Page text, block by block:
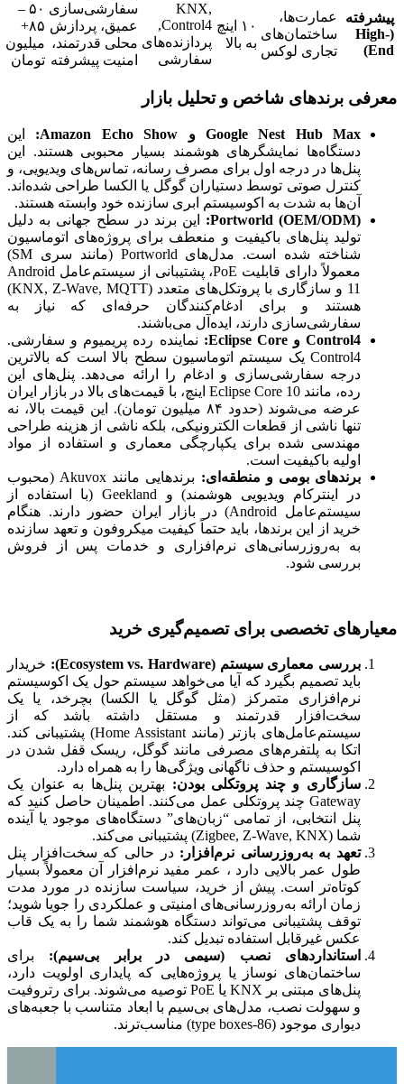
پیشرفته
(High-
End)
عمارت‌ها،
ساختمان‌های
تجاری لوکس
۱۰ اینچ
به بالا
KNX,
Control4,
پردازنده‌های
سفارشی
سفارشی‌سازی
عمیق، پردازش
محلی قدرتمند،
امنیت پیشرفته
۵۰ –
۸۵+
میلیون
تومان
معرفی برندهای شاخص و تحلیل بازار
Google Nest Hub Max و Amazon Echo Show:
این
دستگاه‌ها نمایشگرهای هوشمند بسیار محبوبی هستند. این
پنل‌ها در درجه اول برای مصرف رسانه، تماس‌های ویدیویی، و
کنترل صوتی توسط دستیاران گوگل یا الکسا طراحی شده‌اند.
آن‌ها به شدت به اکوسیستم ابری سازنده خود وابسته هستند.
Portworld (OEM/ODM):
این برند در سطح جهانی به دلیل
تولید پنل‌های باکیفیت و منعطف برای پروژه‌های اتوماسیون
شناخته شده است. مدل‌های Portworld (مانند سری SM)
معمولاً دارای قابلیت PoE، پشتیبانی از سیستم‌عامل Android
11 و سازگاری با پروتکل‌های متعدد (KNX, Z-Wave, MQTT)
هستند و برای ادغام‌کنندگان حرفه‌ای که نیاز به
سفارشی‌سازی دارند، ایده‌آل می‌باشند.
Control4 و Eclipse Core:
نماینده رده پریمیوم و سفارشی.
Control4 یک سیستم اتوماسیون سطح بالا است که بالاترین
درجه سفارشی‌سازی و ادغام را ارائه می‌دهد. پنل‌های این
رده، مانند Eclipse Core 10 اینچ، با قیمت‌های بالا در بازار ایران
عرضه می‌شوند (حدود ۸۴ میلیون تومان). این قیمت بالا، نه
تنها ناشی از قطعات الکترونیکی، بلکه ناشی از هزینه طراحی
مهندسی شده برای یکپارچگی معماری و استفاده از مواد
اولیه باکیفیت است.
برندهای بومی و منطقه‌ای:
برندهایی مانند Akuvox (محبوب
در اینترکام ویدیویی هوشمند) و Geekland (با استفاده از
سیستم‌عامل Android) در بازار ایران حضور دارند. هنگام
خرید از این برندها، باید حتماً کیفیت میکروفون و تعهد سازنده
به به‌روزرسانی‌های نرم‌افزاری و خدمات پس از فروش
بررسی شود.
معیارهای تخصصی برای تصمیم‌گیری خرید
بررسی معماری سیستم (Ecosystem vs. Hardware):
خریدار
باید تصمیم بگیرد که آیا می‌خواهد سیستم حول یک اکوسیستم
نرم‌افزاری متمرکز (مثل گوگل یا الکسا) بچرخد، یا یک
سخت‌افزار قدرتمند و مستقل داشته باشد که از
سیستم‌عامل‌های بازتر (مانند Home Assistant) پشتیبانی کند.
اتکا به پلتفرم‌های مصرفی مانند گوگل، ریسک قفل شدن در
اکوسیستم و حذف ناگهانی ویژگی‌ها را به همراه دارد.
سازگاری و چند پروتکلی بودن: بهترین پنل‌ها به عنوان یک
Gateway چند پروتکلی عمل می‌کنند. اطمینان حاصل کنید که
پنل انتخابی، از تمامی “زبان‌های” دستگاه‌های موجود یا آینده
شما (Zigbee, Z-Wave, KNX) پشتیبانی می‌کند.
تعهد به به‌روزرسانی نرم‌افزار: در حالی که سخت‌افزار پنل
طول عمر بالایی دارد ، عمر مفید نرم‌افزار آن معمولاً بسیار
کوتاه‌تر است. پیش از خرید، سیاست سازنده در مورد مدت
زمان ارائه به‌روزرسانی‌های امنیتی و عملکردی را جویا شوید؛
توقف پشتیبانی می‌تواند دستگاه هوشمند شما را به یک قاب
عکس غیرقابل استفاده تبدیل کند.
استانداردهای نصب (سیمی در برابر بی‌سیم): برای
ساختمان‌های نوساز یا پروژه‌هایی که پایداری اولویت دارد،
پنل‌های مبتنی بر KNX یا PoE توصیه می‌شوند. برای رتروفیت
و سهولت نصب، مدل‌های بی‌سیم با ابعاد متناسب با جعبه‌های
دیواری موجود (86-type boxes) مناسب‌ترند.